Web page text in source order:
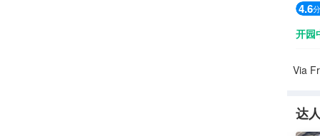
4.6分
开园
Via
达